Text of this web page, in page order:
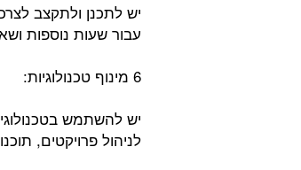
יש לתכנן ולתקצב
עבור שעות נוספות
6 מינוף טכנולוגיות:
יש להשתמש
לניהול פרויקטים,